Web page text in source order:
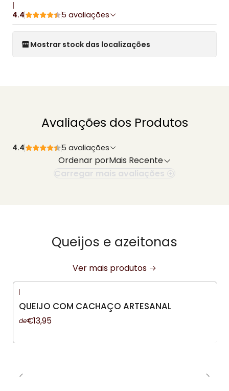
|
4.4 5 avaliações
Mostrar stock das localizações
Avaliações dos Produtos
4.4 5 avaliações
Ordenar porMais Recente
Carregar mais avaliações
Queijos e azeitonas
Ver mais produtos
-13%DESCONTO
|
QUEIJO COM CACHAÇO ARTESANAL
de€13,95